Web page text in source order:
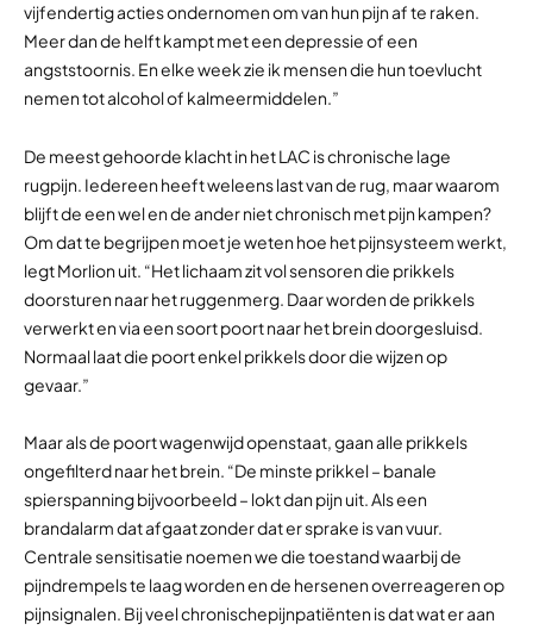
vijfendertig acties ondernomen om van hun pijn af te raken.
Meer dan de helft kampt met een depressie of een
angststoornis. En elke week zie ik mensen die hun toevlucht
nemen tot alcohol of kalmeermiddelen.”
De meest gehoorde klacht in het LAC is chronische lage
rugpijn. Iedereen heeft weleens last van de rug, maar waarom
blijft de een wel en de ander niet chronisch met pijn kampen?
Om dat te begrijpen moet je weten hoe het pijnsysteem werkt,
legt Morlion uit. “Het lichaam zit vol sensoren die prikkels
doorsturen naar het ruggenmerg. Daar worden de prikkels
verwerkt en via een soort poort naar het brein doorgesluisd.
Normaal laat die poort enkel prikkels door die wijzen op
gevaar.”
Maar als de poort wagenwijd openstaat, gaan alle prikkels
ongefilterd naar het brein. “De minste prikkel – banale
spierspanning bijvoorbeeld – lokt dan pijn uit. Als een
brandalarm dat afgaat zonder dat er sprake is van vuur.
Centrale sensitisatie noemen we die toestand waarbij de
pijndrempels te laag worden en de hersenen overreageren op
pijnsignalen. Bij veel chronischepijnpatiënten is dat wat er aan